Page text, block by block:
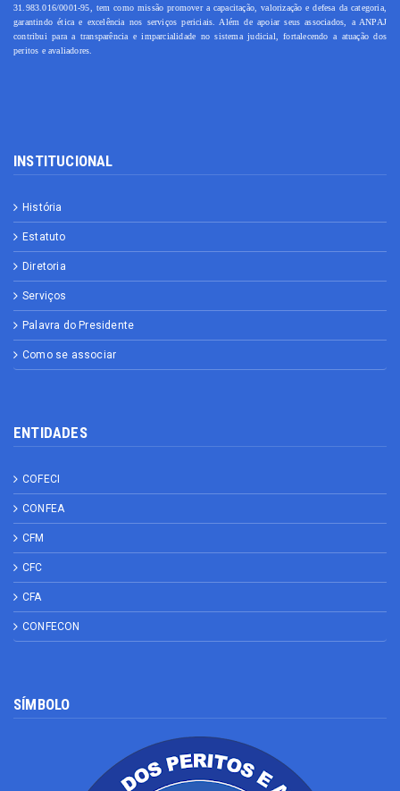
31.983.016/0001-95, tem como missão promover a capacitação, valorização e defesa da categoria,
garantindo ética e excelência nos serviços periciais. Além de apoiar seus associados, a ANPAJ
contribui para a transparência e imparcialidade no sistema judicial, fortalecendo a atuação dos
peritos e avaliadores.
INSTITUCIONAL
História
Estatuto
Diretoria
Serviços
Palavra do Presidente
Como se associar
ENTIDADES
COFECI
CONFEA
CFM
CFC
CFA
CONFECON
SÍMBOLO